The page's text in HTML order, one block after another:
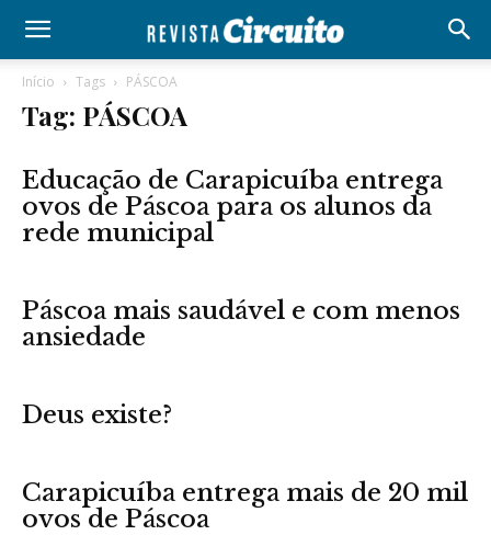
Início Tags PÁSCOA
Tag: PÁSCOA
Educação de Carapicuíba entrega
ovos de Páscoa para os alunos da
rede municipal
Páscoa mais saudável e com menos
ansiedade
Deus existe?
Carapicuíba entrega mais de 20 mil
ovos de Páscoa